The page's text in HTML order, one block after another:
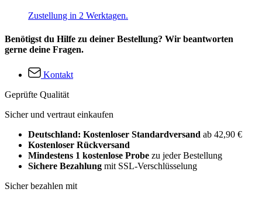
Zustellung in 2 Werktagen.
Benötigst du Hilfe zu deiner Bestellung? Wir beantworten
gerne deine Fragen.
Kontakt
Geprüfte Qualität
Sicher und vertraut einkaufen
Deutschland: Kostenloser Standardversand ab 42,90 €
Kostenloser Rückversand
Mindestens 1 kostenlose Probe zu jeder Bestellung
Sichere Bezahlung mit SSL-Verschlüsselung
Sicher bezahlen mit